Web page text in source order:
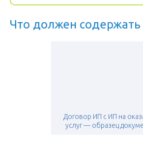
Что должен
Договор ИП с ИП на
услуг — образец